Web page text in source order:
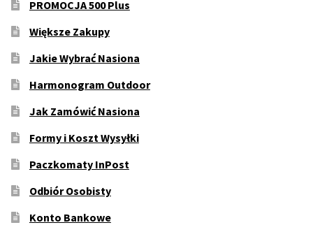
PROMOCJA 500 Plus
Większe Zakupy
Jakie Wybrać Nasiona
Harmonogram Outdoor
Jak Zamówić Nasiona
Formy i Koszt Wysyłki
Paczkomaty InPost
Odbiór Osobisty
Konto Bankowe